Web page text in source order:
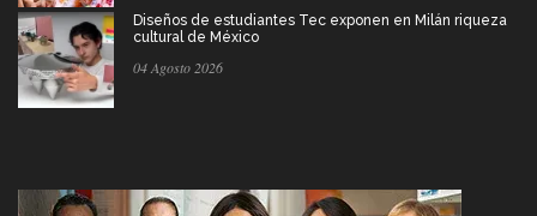
Diseños de estudiantes Tec exponen en Milán riqueza
cultural de México
04 Agosto 2026